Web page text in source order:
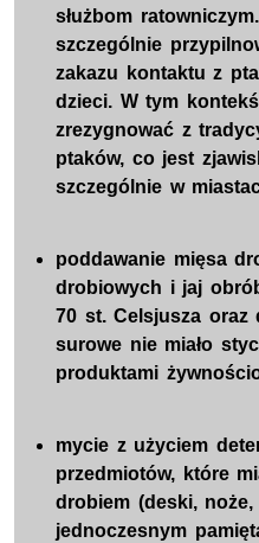
służbom
szczególnie
zakazu kontaktu z
dzieci. W tym
zrezygnować z
ptaków, co jest
szczególnie w
poddawanie mięsa
drobiowych i jaj
70 st. Celsjusza
surowe nie miało
produktami
mycie z użyciem
przedmiotów, które
drobiem (deski,
jednoczesnym